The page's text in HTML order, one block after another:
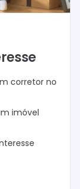
corretor no
imóvel